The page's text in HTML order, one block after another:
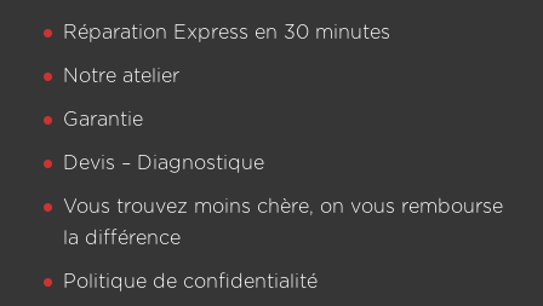
Réparation Express en 30 minutes
Notre atelier
Garantie
Devis – Diagnostique
Vous trouvez moins chère, on vous rembourse
la différence
Politique de confidentialité